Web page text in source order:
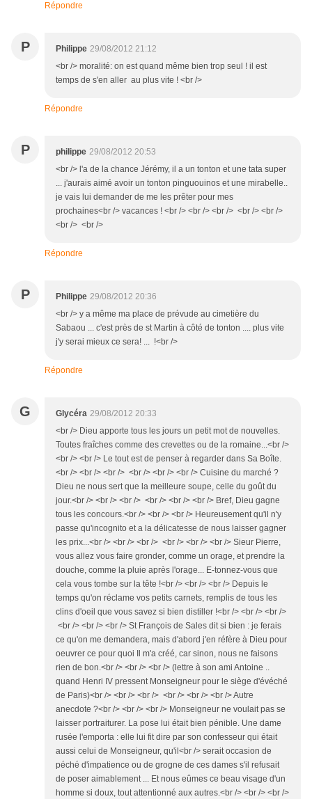
Répondre
P Philippe 29/08/2012 21:12
<br /> moralité: on est quand même bien trop seul ! il est
temps de s'en aller au plus vite ! <br />
Répondre
P philippe 29/08/2012 20:53
<br /> l'a de la chance Jérémy, il a un tonton et une tata super
... j'aurais aimé avoir un tonton pinguouinos et une mirabelle..
je vais lui demander de me les prêter pour mes
prochaines<br /> vacances ! <br /> <br /> <br /> <br /> <br />
<br /> <br />
Répondre
P Philippe 29/08/2012 20:36
<br /> y a même ma place de prévude au cimetière du
Sabaou ... c'est près de st Martin à côté de tonton .... plus vite
j'y serai mieux ce sera! ... !<br />
Répondre
G Glycéra 29/08/2012 20:33
<br /> Dieu apporte tous les jours un petit mot de nouvelles.
Toutes fraîches comme des crevettes ou de la romaine...<br />
<br /> <br /> Le tout est de penser à regarder dans Sa Boîte.
<br /> <br /> <br /> <br /> <br /> <br /> Cuisine du marché ?
Dieu ne nous sert que la meilleure soupe, celle du goût du
jour.<br /> <br /> <br /> <br /> <br /> <br /> Bref, Dieu gagne
tous les concours.<br /> <br /> <br /> Heureusement qu'il n'y
passe qu'incognito et a la délicatesse de nous laisser gagner
les prix...<br /> <br /> <br /> <br /> <br /> <br /> Sieur Pierre,
vous allez vous faire gronder, comme un orage, et prendre la
douche, comme la pluie après l'orage... E-tonnez-vous que
cela vous tombe sur la tête !<br /> <br /> <br /> Depuis le
temps qu'on réclame vos petits carnets, remplis de tous les
clins d'oeil que vous savez si bien distiller !<br /> <br /> <br />
<br /> <br /> <br /> St François de Sales dit si bien : je ferais
ce qu'on me demandera, mais d'abord j'en réfère à Dieu pour
oeuvrer ce pour quoi Il m'a créé, car sinon, nous ne faisons
rien de bon.<br /> <br /> <br /> (lettre à son ami Antoine ..
quand Henri IV pressent Monseigneur pour le siège d'évéché
de Paris)<br /> <br /> <br /> <br /> <br /> <br /> Autre
anecdote ?<br /> <br /> <br /> Monseigneur ne voulait pas se
laisser portraiturer. La pose lui était bien pénible. Une dame
rusée l'emporta : elle lui fit dire par son confesseur qui était
aussi celui de Monseigneur, qu'il<br /> serait occasion de
péché d'impatience ou de grogne de ces dames s'il refusait
de poser aimablement ... Et nous eûmes ce beau visage d'un
homme si doux, tout attentionné aux autres.<br /> <br /> <br />